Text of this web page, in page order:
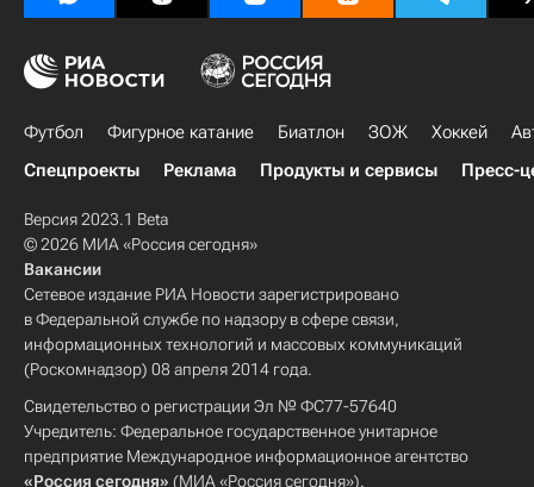
Футбол Фигурное катание Биатлон ЗОЖ Хоккей
Спецпроекты
Реклама Продукты и сервисы Пресс-
Версия 2023.1 Beta
© 2026 МИА «Россия сегодня»
Вакансии
Сетевое издание РИА Новости зарегистрировано
в Федеральной службе по надзору в сфере связи,
информационных технологий и массовых коммуникаций
(Роскомнадзор) 08 апреля 2014 года.
Свидетельство о регистрации Эл № ФС77-57640
Учредитель: Федеральное государственное унитарное
предприятие Международное информационное агентство
«Россия сегодня» (МИА «Россия сегодня»).